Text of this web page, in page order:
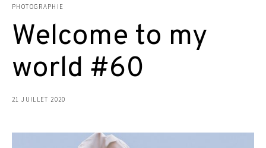
PHOTOGRAPHIE
Welcome to my
world #60
21 JUILLET 2020